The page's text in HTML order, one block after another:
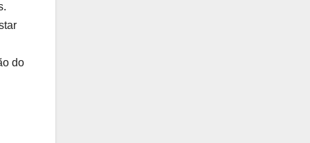
do